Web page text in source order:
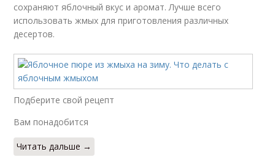
сохраняют яблочный вкус и аромат. Лучше всего
использовать жмых для приготовления различных
десертов.
Подберите свой рецепт
Вам понадобится
Читать дальше →